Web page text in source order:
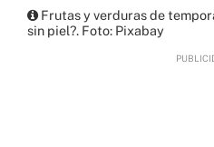
Frutas y verduras de
sin piel?. Foto: Pixabay